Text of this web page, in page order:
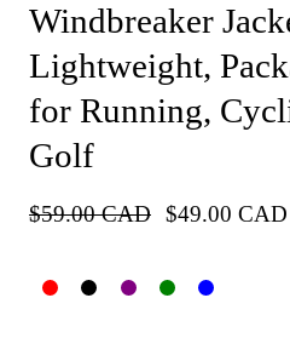
Windbreaker
Lightweight,
for Running,
Golf
Precio
$59.00 CAD Precio
$49.00 CAD